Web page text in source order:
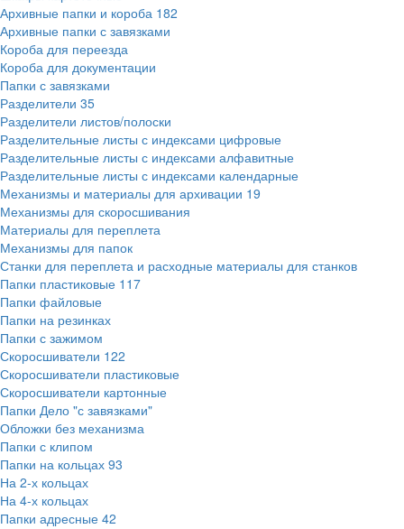
Архивные папки и короба 182
Архивные папки с завязками
Короба для переезда
Короба для документации
Папки с завязками
Разделители 35
Разделители листов/полоски
Разделительные листы с индексами цифровые
Разделительные листы с индексами алфавитные
Разделительные листы с индексами календарные
Механизмы и материалы для архивации 19
Механизмы для скоросшивания
Материалы для переплета
Механизмы для папок
Станки для переплета и расходные материалы для станков
Папки пластиковые 117
Папки файловые
Папки на резинках
Папки с зажимом
Скоросшиватели 122
Скоросшиватели пластиковые
Скоросшиватели картонные
Папки Дело "с завязками"
Обложки без механизма
Папки с клипом
Папки на кольцах 93
На 2-х кольцах
На 4-х кольцах
Папки адресные 42